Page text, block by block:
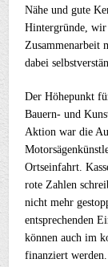
Nähe und gute
Hintergründe, wir
Zusammenarbeit
dabei
Der Höhepunkt
Bauern- und
Aktion war die
Ortseinfahrt.
rote Zahlen
nicht mehr
entsprechenden
können auch im
finanziert